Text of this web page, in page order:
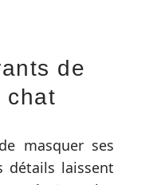
de
chat
masquer ses
détails laissent